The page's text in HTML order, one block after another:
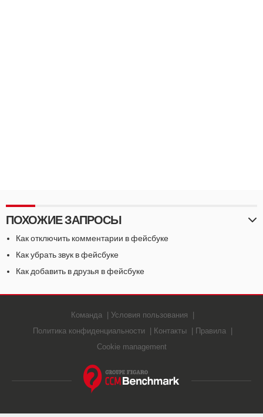
ПОХОЖИЕ ЗАПРОСЫ
Как отключить комментарии в фейсбуке
Как убрать звук в фейсбуке
Как добавить в друзья в фейсбуке
Команда
Условия пользования
Политика конфиденциальности
Контакты
Правила
Cookie management